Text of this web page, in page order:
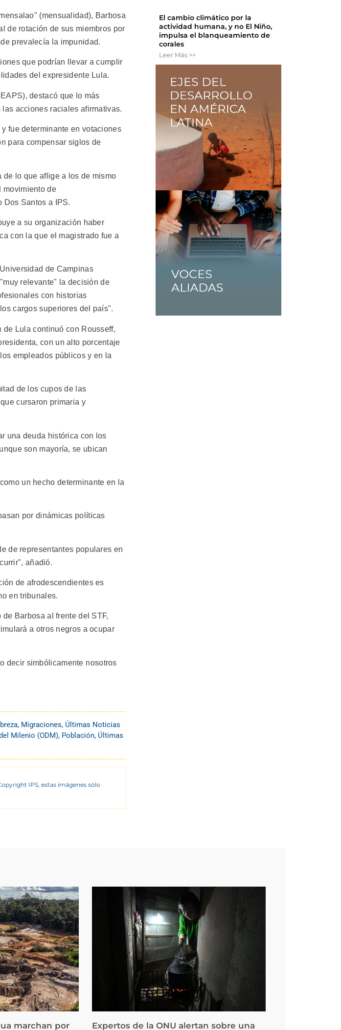
(mensualidad), Barbosa
de rotación de sus miembros por
prevalecía la impunidad.
que podrían llevar a cumplir
del expresidente Lula.
destacó que lo más
acciones raciales afirmativas.
fue determinante en votaciones
para compensar siglos de
de lo que aflige a los de mismo
movimiento de
Dos Santos a IPS.
a su organización haber
con la que el magistrado fue a
de Campinas
relevante" la decisión de
con historias
cargos superiores del país".
de Lula continuó con Rousseff,
con un alto porcentaje
empleados públicos y en la
de los cupos de las
cursaron primaria y
una deuda histórica con los
son mayoría, se ubican
un hecho determinante en la
por dinámicas políticas
de representantes populares en
añadió.
de afrodescendientes es
en tribunales.
Barbosa al frente del STF,
a otros negros a ocupar
simbólicamente nosotros
, Migraciones, Últimas Noticias
Milenio (ODM), Población, Últimas
IPS, estas imágenes sólo
El cambio climático por la
actividad humana, y no El Niño,
impulsa el blanqueamiento de
corales
Leer Más >>
marchan por Expertos de la ONU alertan sobre una